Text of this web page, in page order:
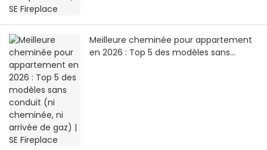
Meilleure cheminée pour appartement
en 2026 : Top 5 des modèles sans